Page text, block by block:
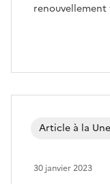
Article à la Une
30 janvier 2023